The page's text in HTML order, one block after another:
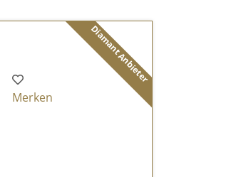
Diamant Anbieter
Merken